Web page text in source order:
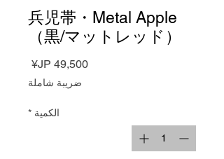
兵児帯・Metal Apple
（黒/マットレッド）
السعر
ضريبة شاملة
الكمية *